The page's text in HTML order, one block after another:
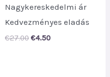
Nagykereskedelmi ár
Kedvezményes eladás
€27.00 Original
€4.50Current